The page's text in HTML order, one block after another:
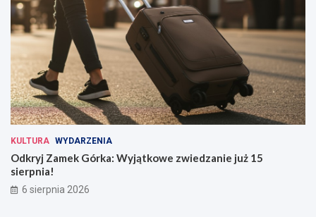
KULTURA WYDARZENIA
Odkryj Zamek Górka: Wyjątkowe zwiedzanie już 15
sierpnia!
6 sierpnia 2026